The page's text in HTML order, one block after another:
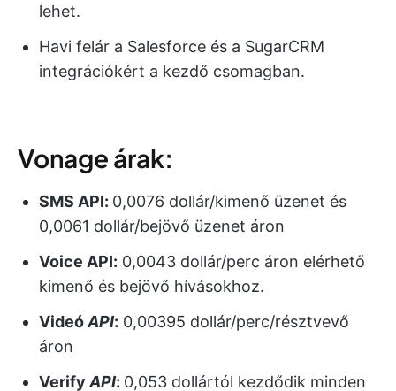
lehet.
Havi felár a Salesforce és a SugarCRM
integrációkért a kezdő csomagban.
Vonage árak:
SMS API: 0,0076 dollár/kimenő üzenet és
0,0061 dollár/bejövő üzenet áron
Voice API: 0,0043 dollár/perc áron elérhető
kimenő és bejövő hívásokhoz.
VideóAPI: 0,00395 dollár/perc/résztvevő
áron
Verify API: 0,053 dollártól kezdődik minden